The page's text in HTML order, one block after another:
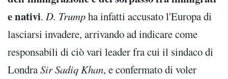
e nativi. D. Trumpha infatti accusato l'Europa di
lasciarsi invadere, arrivando ad indicare come
responsabili di ciò vari leader fra cui il sindaco di
LondraSir Sadiq Khan, e confermato di voler